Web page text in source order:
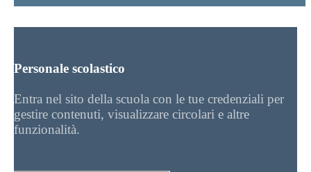
Personale scolastico
Entra nel sito della scuola con le tue credenziali per
gestire contenuti, visualizzare circolari e altre
funzionalità.